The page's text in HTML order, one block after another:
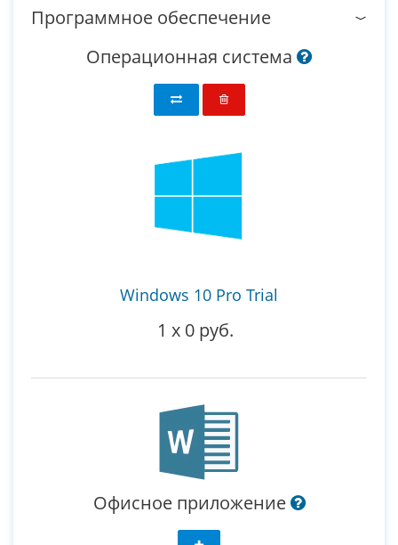
Программное обеспечение
Операционная система
Windows 10 Pro Trial
1 x 0 руб.
Офисное приложение